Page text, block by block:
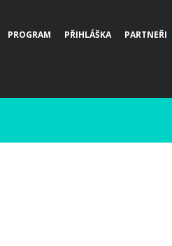
PROGRAM PŘIHLÁŠKA PARTNEŘI